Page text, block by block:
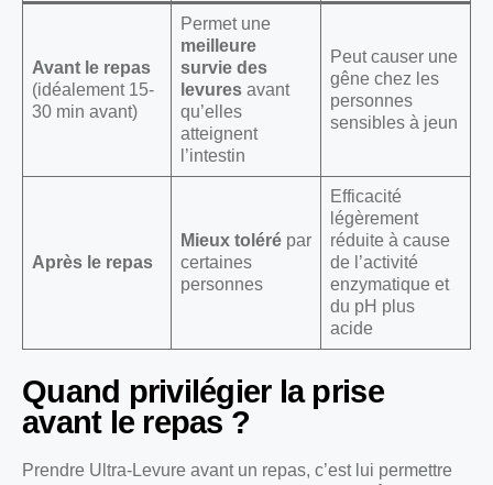
Avant le repas
(idéalement 15-
30 min avant)
Permet une
meilleure
survie des
levures avant
qu’elles
atteignent
l’intestin
Peut causer une
gêne chez les
personnes
sensibles à jeun
Après le repas
Mieux toléré par
certaines
personnes
Efficacité
légèrement
réduite à cause
de l’activité
enzymatique et
du pH plus
acide
Quand privilégier la prise
avant le repas ?
Prendre Ultra-Levure avant un repas, c’est lui permettre